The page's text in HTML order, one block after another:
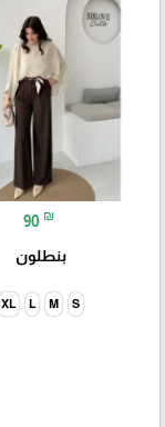
90 ₪
بنطلون
S
M
L
XL